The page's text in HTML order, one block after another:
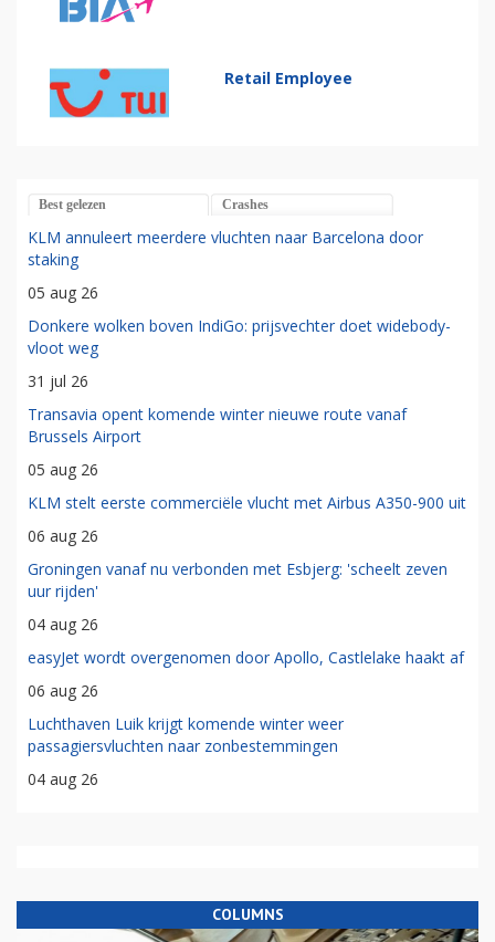
Retail Employee
Best gelezen Crashes
KLM annuleert meerdere vluchten naar Barcelona door
staking
05 aug 26
Donkere wolken boven IndiGo: prijsvechter doet widebody-
vloot weg
31 jul 26
Transavia opent komende winter nieuwe route vanaf
Brussels Airport
05 aug 26
KLM stelt eerste commerciële vlucht met Airbus A350-900 uit
06 aug 26
Groningen vanaf nu verbonden met Esbjerg: 'scheelt zeven
uur rijden'
04 aug 26
easyJet wordt overgenomen door Apollo, Castlelake haakt af
06 aug 26
Luchthaven Luik krijgt komende winter weer
passagiersvluchten naar zonbestemmingen
04 aug 26
COLUMNS